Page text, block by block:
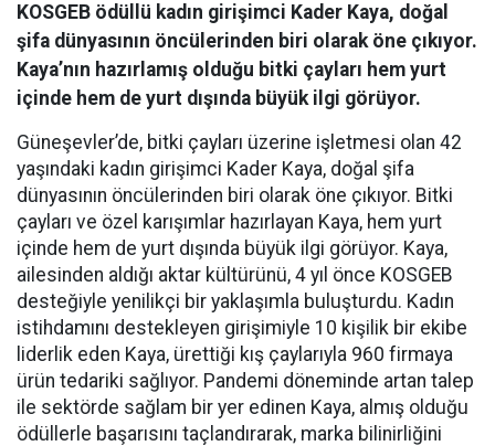
KOSGEB ödüllü kadın girişimci Kader Kaya, doğal
şifa dünyasının öncülerinden biri olarak öne çıkıyor.
Kaya’nın hazırlamış olduğu bitki çayları hem yurt
içinde hem de yurt dışında büyük ilgi görüyor.
Güneşevler’de, bitki çayları üzerine işletmesi olan 42
yaşındaki kadın girişimci Kader Kaya, doğal şifa
dünyasının öncülerinden biri olarak öne çıkıyor. Bitki
çayları ve özel karışımlar hazırlayan Kaya, hem yurt
içinde hem de yurt dışında büyük ilgi görüyor. Kaya,
ailesinden aldığı aktar kültürünü, 4 yıl önce KOSGEB
desteğiyle yenilikçi bir yaklaşımla buluşturdu. Kadın
istihdamını destekleyen girişimiyle 10 kişilik bir ekibe
liderlik eden Kaya, ürettiği kış çaylarıyla 960 firmaya
ürün tedariki sağlıyor. Pandemi döneminde artan talep
ile sektörde sağlam bir yer edinen Kaya, almış olduğu
ödüllerle başarısını taçlandırarak, marka bilinirliğini